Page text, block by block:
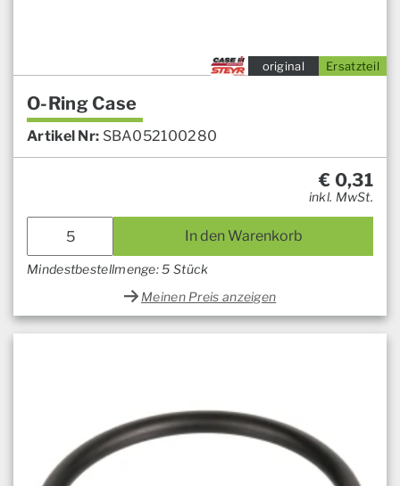
Ersatzteil
original
O-Ring Case
Artikel Nr: SBA052100280
€ 0,31
inkl. MwSt.
In den Warenkorb
Mindestbestellmenge: 5 Stück
Meinen Preis anzeigen